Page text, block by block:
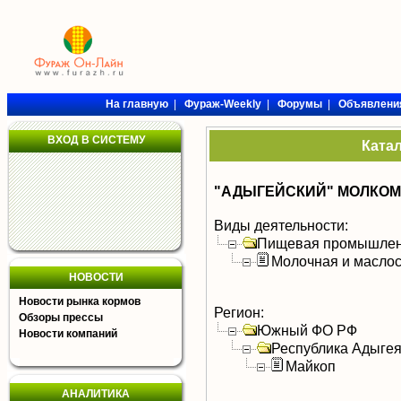
На главную|Фураж-Weekly|Форумы|
ВХОД В СИСТЕМУ
НОВОСТИ
Новости рынка кормов
Обзоры прессы
Новости компаний
АНАЛИТИКА
"АДЫГЕЙСКИЙ"
Виды деятельности:
Пищевая
Молочная и
Регион:
Южный ФО РФ
Республика Адыгея
Майкоп